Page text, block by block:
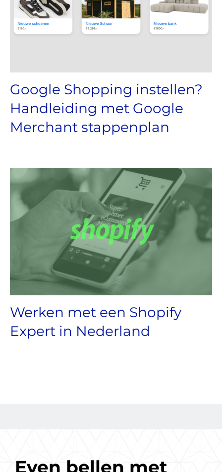
Google Shopping instellen?
Handleiding met Google
Merchant stappenplan
Werken met een Shopify
Expert in Nederland
Even bellen met